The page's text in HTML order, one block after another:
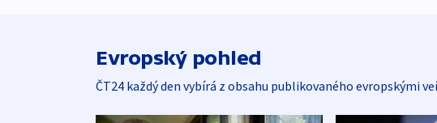
Evropský pohled
ČT24 každý den vybírá z obsahu publikovaného evropskými